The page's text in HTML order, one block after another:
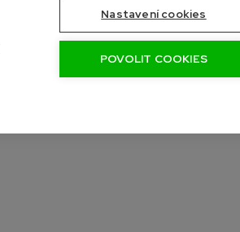
Nastavení cookies
POVOLIT COOKIES